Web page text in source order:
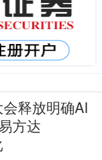
释放明确AI
方达